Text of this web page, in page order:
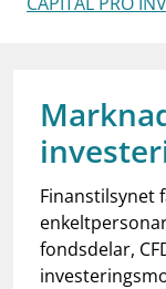
work_outlineJobb hos
notifications_noneAbonner
Finanstilsynet
fondsdelar,